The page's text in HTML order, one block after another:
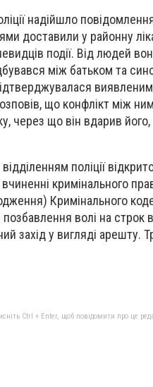
надійшло
доставили у районну
події. Від людей
між батьком та
що конфлікт між
через що він вдарив його,
поліції
кримінального
Кримінального
волі на строк
захід у вигляді арешту.
Ctrl + Enter, щоб повідомити про це